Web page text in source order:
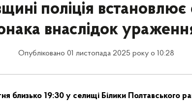
поліція встановлює
внаслідок
Опубліковано 01 листопада 2025 року о 10:28
близько 19:30 у селищі Білики Полтавського